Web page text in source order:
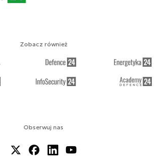
Obserwuj nas
Zobacz również